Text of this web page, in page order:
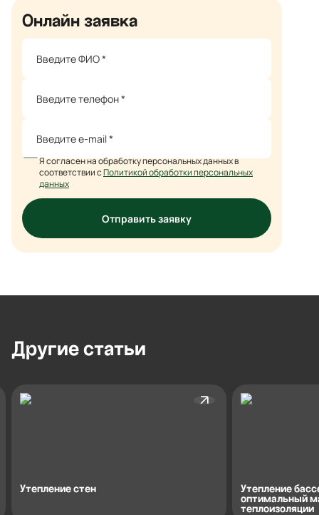
Онлайн заявка
Я согласен на обработку персональных данных в
соответствии сПолитикой обработки персональных
данных
Отправить заявку
Другие статьи
Утепление стен
Утепление
оптимальный
теплоизоляции